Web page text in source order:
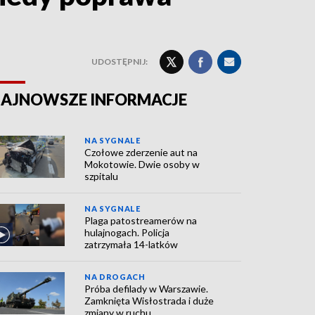
UDOSTĘPNIJ:
INFORMACJE
NA SYGNALE
Czołowe zderzenie aut na
Mokotowie. Dwie osoby w
szpitalu
NA SYGNALE
Plaga patostreamerów na
hulajnogach. Policja
zatrzymała 14-latków
NA DROGACH
Próba defilady w Warszawie.
Zamknięta Wisłostrada i duże
zmiany w ruchu